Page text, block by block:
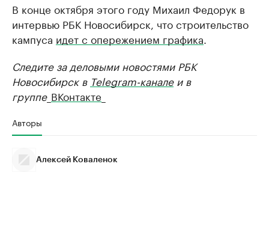
В конце октября этого году Михаил Федорук в
интервью РБК Новосибирск, что строительство
кампуса идет с опережением графика.
Следите за деловыми новостями РБК
Новосибирск в Telegram-каналеи в
группе_ ВКонтакте
Авторы
Алексей Коваленок